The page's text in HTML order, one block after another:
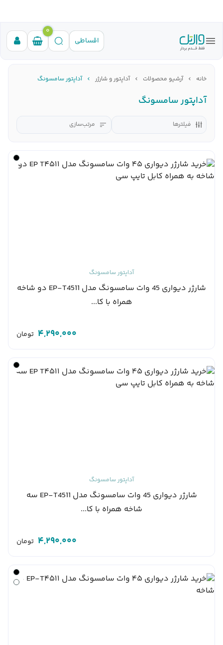
اقساطی
0
خانه آرشیو محصولات آداپتور و شارژر آداپتور سامسونگ
آداپتور سامسونگ
فیلترها مرتب‌سازی
آداپتور سامسونگ
شارژر دیواری 45 وات سامسونگ مدل EP-T4511 دو شاخه
همراه با کا...
4,290,000 تومان
آداپتور سامسونگ
شارژر دیواری 45 وات سامسونگ مدل EP-T4511 سه
شاخه همراه با کا...
4,290,000 تومان